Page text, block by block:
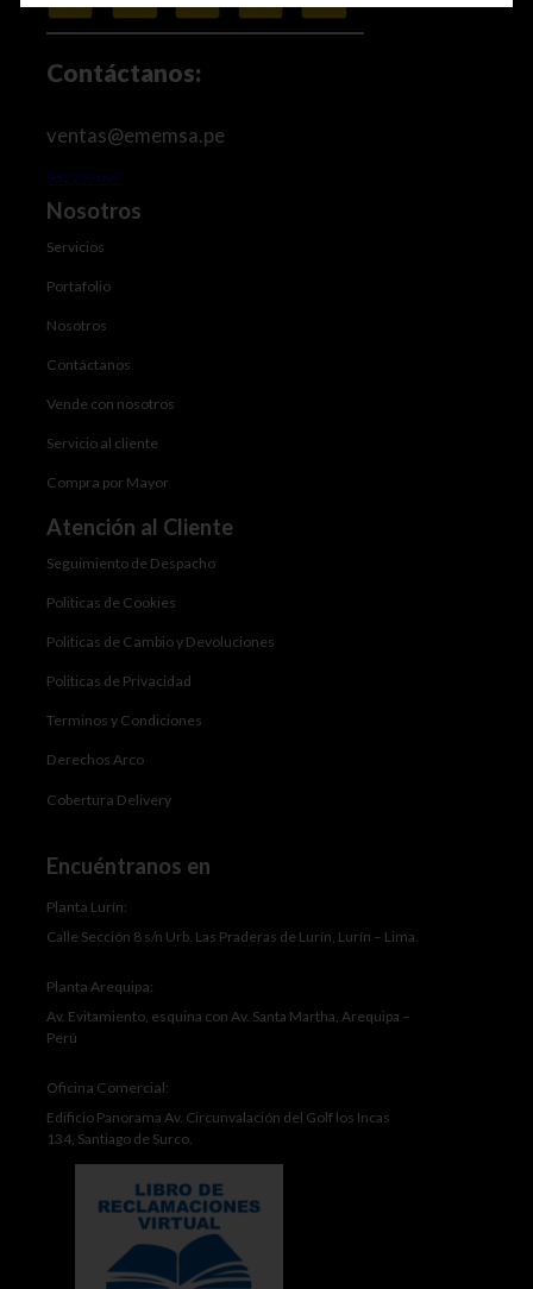
Contáctanos:
ventas@ememsa.pe
952252097
Nosotros
Servicios
Portafolio
Nosotros
Contáctanos
Vende con nosotros
Servicio al cliente
Compra por Mayor
Atención al Cliente
Seguimiento de Despacho
Politicas de Cookies
Politicas de Cambio y Devoluciones
Politicas de Privacidad
Terminos y Condiciones
Derechos Arco
Cobertura Delivery
Encuéntranos en
Planta Lurín:
Calle Sección 8 s/n Urb. Las Praderas de Lurín, Lurín – Lima.
Planta Arequipa:
Av. Evitamiento, esquina con Av. Santa Martha, Arequipa –
Perú
Oficina Comercial:
Edificio Panorama Av. Circunvalación del Golf los Incas
134, Santiago de Surco.